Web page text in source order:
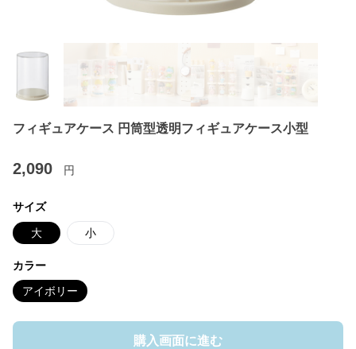
フィギュアケース 円筒型透明フィギュアケース小型
2,090 円
サイズ
大 小
カラー
アイボリー
購入画面に進む